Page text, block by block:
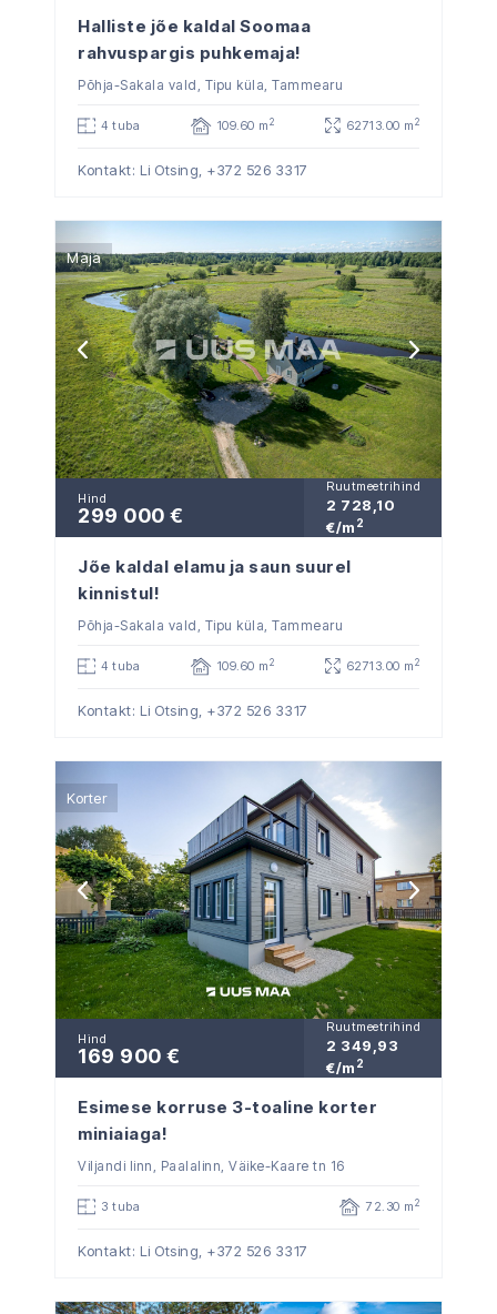
Halliste jõe kaldal Soomaa
rahvuspargis puhkemaja!
Põhja-Sakala vald, Tipu küla, Tammearu
4 tuba 109.60 m 2 62713.00 m 2
Kontakt: Li Otsing, +372 526 3317
Maja
Hind
299 000 €
Ruutmeetrihind
2 728,10
€/m 2
Jõe kaldal elamu ja saun suurel
kinnistul!
Põhja-Sakala vald, Tipu küla, Tammearu
4 tuba 109.60 m 2 62713.00 m 2
Kontakt: Li Otsing, +372 526 3317
Korter
Hind
169 900 €
Ruutmeetrihind
2 349,93
€/m 2
Esimese korruse 3-toaline korter
miniaiaga!
Viljandi linn, Paalalinn, Väike-Kaare tn 16
3 tuba 72.30 m 2
Kontakt: Li Otsing, +372 526 3317